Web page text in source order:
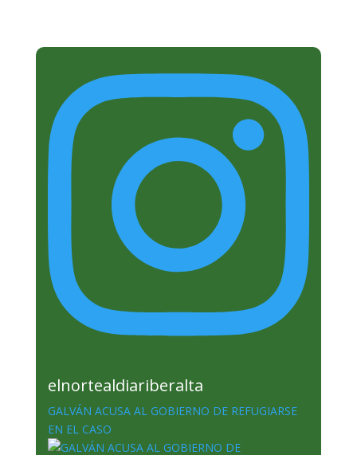
elnortealdiariberalta
GALVÁN ACUSA AL GOBIERNO DE REFUGIARSE
EN EL CASO